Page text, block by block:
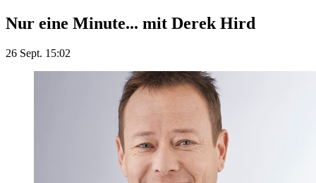
Nur eine Minute... mit Derek Hird
26 Sept. 15:02